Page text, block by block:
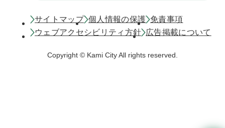
サイトマップ 個人情報の保護 免責事項
ウェブアクセシビリティ方針
広告掲載について
Copyright © Kami City All rights reserved.